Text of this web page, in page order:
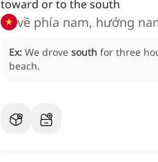
toward or to the south
về phía nam, hướng
Ex: We drove south for three
beach.